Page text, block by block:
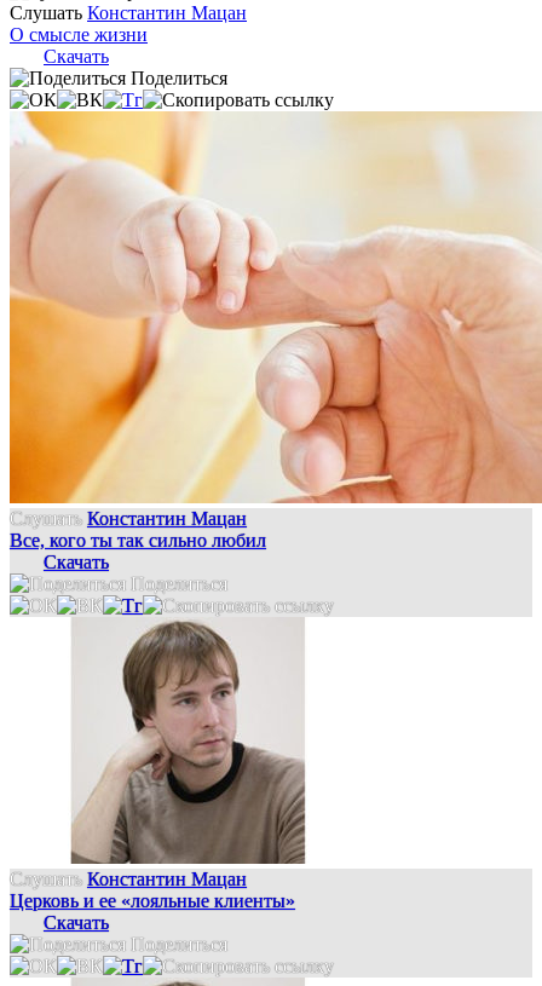
Слушать Константин Мацан
О смысле жизни
Скачать
Поделиться
Слушать Константин Мацан
Все, кого ты так сильно любил
Скачать
Поделиться
Слушать Константин Мацан
Церковь и ее «лояльные клиенты»
Скачать
Поделиться